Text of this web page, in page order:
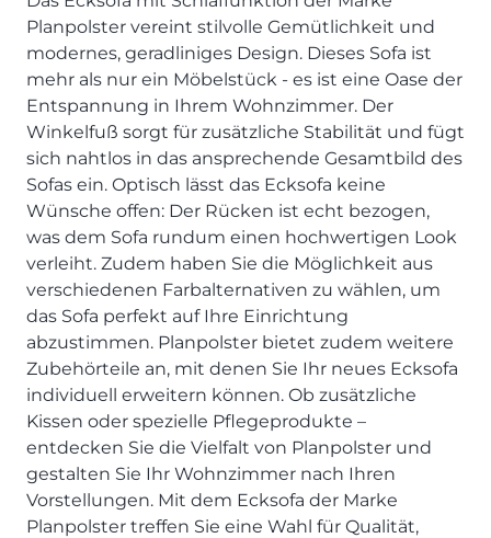
Bar- & Barhockersysteme
Beimöbel
Einzelstühle & Stuhlsysteme
Einzeltische & Tischsysteme
ALLES ANZEIGEN
SOFA, COUCH & CO.
2er Sofas & Funktionssofas
Systemgarnituren Leder
Systemgarnituren Stoff
Sessel & Hocker
ALLES ANZEIGEN
SCHLAFZIMMER
Kleiderschränke & Systeme
Polsterbetten & Boxspring
Einzelbetten & Futonbetten
KÜCHENTECHNIK
Dunstabzug im Kochfeld
Bora - The end of normal
Neff - Mehr Raum für Kreativität
Siemens - Intelligente Lösungen für dein Zuhause
Liebherr - hat den Kühlschrank zwar nicht neu erfunden.
Aber fast.
Naber - Für die perfekte Küche
Quooker – Der Wasserhahn, der alles kann
Systemceram - Das Geheimnis langlebiger
Küchenspülen
Villeroy & Boch - Design trifft auf Funktionalität
PROSPEKTE
Lebensraum Küche
Prisma Journal
KÜCHEN PROSPEKTE
Lebensraum Küche
Prisma Journal
KÜCHENTECHNIK
Neff - Mehr Raum für Kreativität
BORA - The end of normal
AKTIONEN
Der neue MDS Prospekt
25 Küchen zu Sonderkonditionen
SCHLAFZIMMER
ALLES ANZEIGEN
ESSZIMMER
ALLES ANZEIGEN
KÜCHE
ALLE ANZEIGEN
Historie & Philosophie
360° Rundgang
Kunden-Bewertungen
Über uns
UNSER SERVICE
Aufmaß-Service
Entsorgungs-Service
Finanzkauf-Service
Montage-Service
Interior Design Service
Newsletter-Anmeldung
SERVICES IM ÜBERBLICK
JOBS & KARRIERE
Auszubildende (m/w/d) - Kaufleute im Einzelhandel
Möbelverkäufer (m/w/d)
Planpolster vereint stilvolle Gemütlichkeit und
modernes, geradliniges Design. Dieses Sofa ist
mehr als nur ein Möbelstück - es ist eine Oase der
Entspannung in Ihrem Wohnzimmer. Der
Winkelfuß sorgt für zusätzliche Stabilität und fügt
sich nahtlos in das ansprechende Gesamtbild des
Sofas ein. Optisch lässt das Ecksofa keine
Wünsche offen: Der Rücken ist echt bezogen,
was dem Sofa rundum einen hochwertigen Look
verleiht. Zudem haben Sie die Möglichkeit aus
verschiedenen Farbalternativen zu wählen, um
das Sofa perfekt auf Ihre Einrichtung
abzustimmen. Planpolster bietet zudem weitere
Zubehörteile an, mit denen Sie Ihr neues Ecksofa
individuell erweitern können. Ob zusätzliche
Kissen oder spezielle Pflegeprodukte –
entdecken Sie die Vielfalt von Planpolster und
gestalten Sie Ihr Wohnzimmer nach Ihren
Vorstellungen. Mit dem Ecksofa der Marke
Planpolster treffen Sie eine Wahl für Qualität,